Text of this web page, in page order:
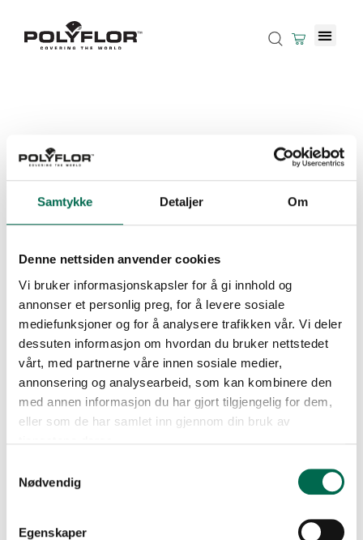
Samtykke Detaljer Om
Denne nettsiden anvender cookies
Vi bruker informasjonskapsler for å gi innhold og
annonser et personlig preg, for å levere sosiale
mediefunksjoner og for å analysere trafikken vår. Vi deler
dessuten informasjon om hvordan du bruker nettstedet
vårt, med partnerne våre innen sosiale medier,
annonsering og analysearbeid, som kan kombinere den
med annen informasjon du har gjort tilgjengelig for dem,
eller som de har samlet inn gjennom din bruk av
Nødvendig
Egenskaper